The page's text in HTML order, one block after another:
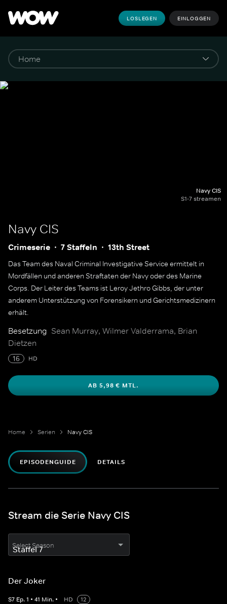
LOSLEGEN EINLOGGEN
Navy CIS
S1-7 streamen
Navy CIS
Crimeserie 7 Staffeln 13th Street
Das Team des Naval Criminal Investigative Service ermittelt in
Mordfällen und anderen Straftaten der Navy oder des Marine
Corps. Der Leiter des Teams ist Leroy Jethro Gibbs, der unter
anderem Unterstützung von Forensikern und Gerichtsmedizinern
erhält.
Besetzung Sean Murray, Wilmer Valderrama, Brian
Dietzen
16 HD
AB 5,98 € MTL.
Home Serien Navy CIS
EPISODENGUIDE DETAILS
Stream die Serie Navy CIS
Select Season
Der Joker
S7 Ep.1 • 41 Min. • HD
12